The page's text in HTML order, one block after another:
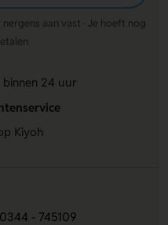
aan vast · Je hoeft nog
binnen 24 uur
Kiyoh
0344 - 745109